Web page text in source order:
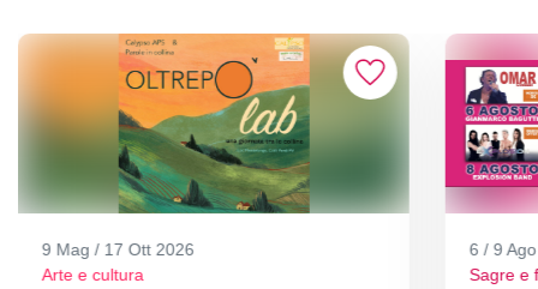
9 Mag / 17 Ott 2026
Arte e cultura
6 / 9
Sagre e